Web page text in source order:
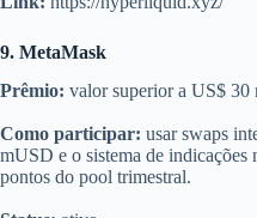
9. MetaMask
Prêmio: valor superior a US$ 30
Como participar: usar swaps
mUSD e o sistema de indicações
pontos do pool trimestral.